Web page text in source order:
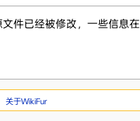
件已经被修改，一些信息
关于WikiFur